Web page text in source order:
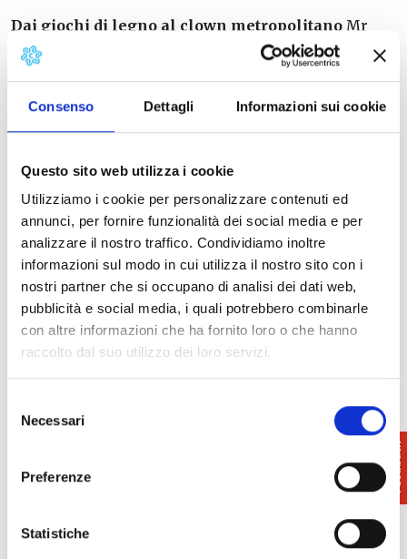
Consenso Dettagli Informazioni sui cookie
Questo sito web utilizza i cookie
Utilizziamo i cookie per personalizzare contenuti ed
annunci, per fornire funzionalità dei social media e per
analizzare il nostro traffico. Condividiamo inoltre
informazioni sul modo in cui utilizza il nostro sito con i
nostri partner che si occupano di analisi dei dati web,
pubblicità e social media, i quali potrebbero combinarle
con altre informazioni che ha fornito loro o che hanno
raccolto dal suo utilizzo dei loro servizi.
delNecessari
Preferenze
Statistiche
Dai giochi di legno al clown metropolitano Mr
Bang, in piazza Curtatone alle 21,30 il giorno del
debutto della
alle bolle di sapone, dalla
una grande tela 4×4 metri formata dalle sagome
delle persone che durante le serate interagiranno
Tutti i giovedì a partire dal 9 luglio ci saranno
mostra i modelli di Vespache hanno fatto la storia
dello scooter mentre ogni sera ci sarà
un’installazione fotografica partecipata. Scatti
istantanei, volti e frammenti della città per una
narrazione collettiva di Pontedera.
Info: 388 7583081
Ufficio Turismo Pontedera